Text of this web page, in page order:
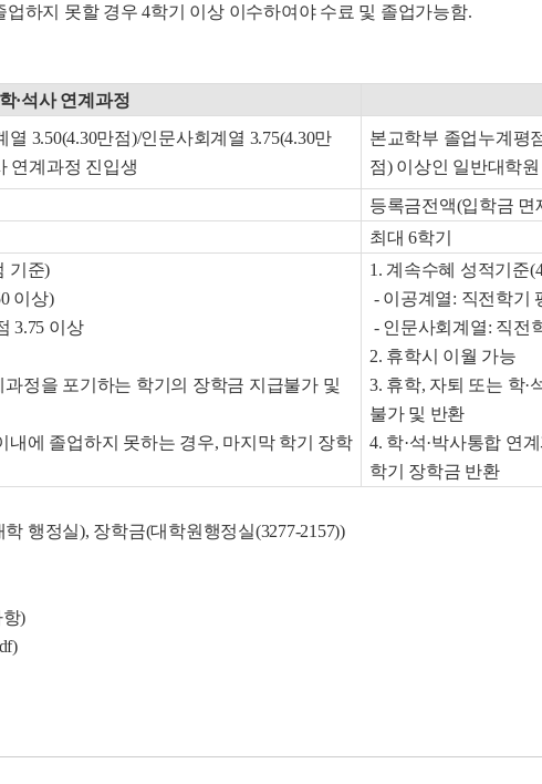
하지 못할 경우 4학기 이상 이수하여야 수료 및 졸업가능함.
학·석사 연계과정
3.50(4.30만점)/인문사회계열 3.75(4.30만
연계과정 진입생
본교학부 졸업누계평
점) 이상인 일반대학
등록금전액(입학금 면
최대 6학기
기준)
이상)
3.75 이상
과정을 포기하는 학기의 장학금 지급불가 및
내에 졸업하지 못하는 경우, 마지막 학기 장학
1. 계속수혜 성적기준
- 이공계열: 직전학기
- 인문사회계열: 직전
2. 휴학시 이월 가능
3. 휴학, 자퇴 또는 학·
불가 및 반환
4. 학·석·박사통합 연
학기 장학금 반환
행정실), 장학금(대학원행정실(3277-2157))
)